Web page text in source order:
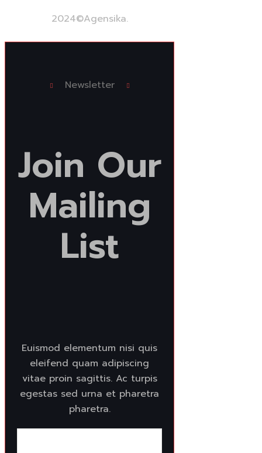
2024©Agensika.
Newsletter
Join Our
Mailing
List
Euismod elementum nisi quis
eleifend quam adipiscing
vitae proin sagittis. Ac turpis
egestas sed urna et pharetra
pharetra.